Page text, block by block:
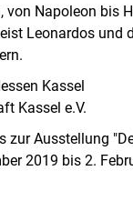
Napoleon bis
Leonardos und
Kassel
Kassel e.V.
Ausstellung
2019 bis 2.